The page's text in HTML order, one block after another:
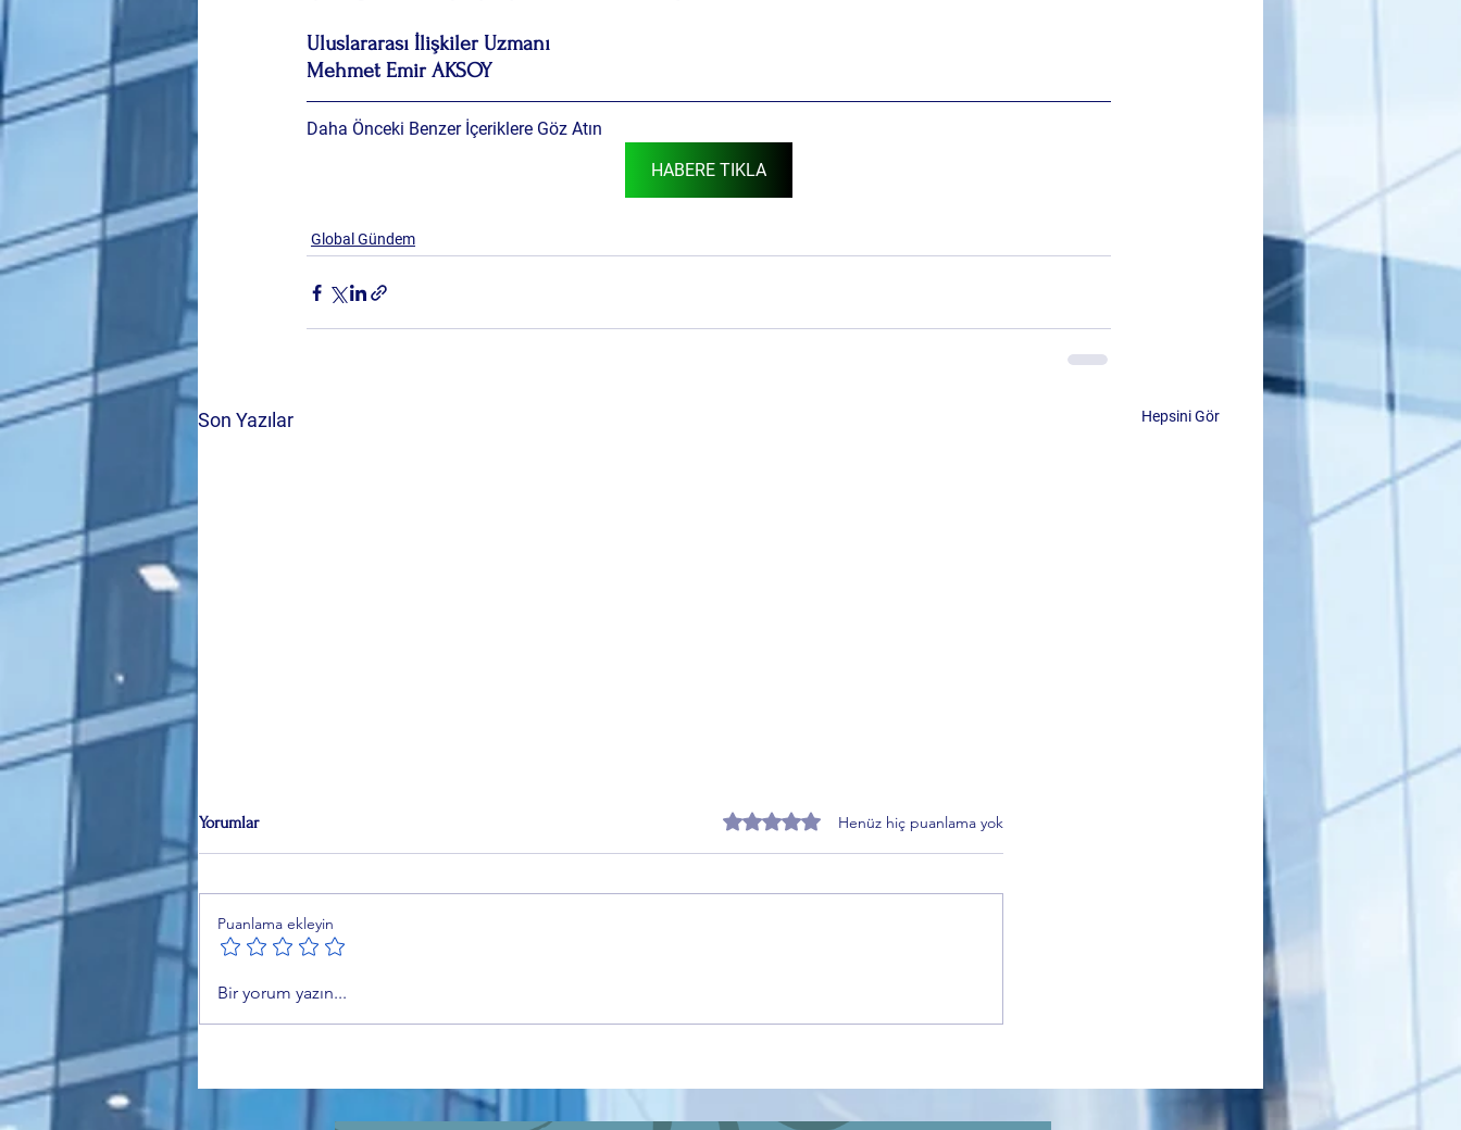
Uluslararası İlişkiler Uzmanı
Mehmet Emir AKSOY
Daha Önceki Benzer İçeriklere Göz Atın
HABERE TIKLA
Global Gündem
Son Yazılar Hepsini Gör
Mehmet Emir Aksoy, Ankara
NATO Zirvesi'ni "NATO 3.0"
olarak değerlendirdi.
İstiyor”
Krize Sürükledi
Yorumlar 5 üzerinden 0 yıldızHenüz hiç puanlama yok
Puanlama ekleyin
Bir yorum yazın...